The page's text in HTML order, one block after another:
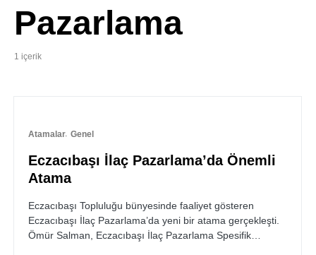
Pazarlama
1 içerik
Atamalar Genel
Eczacıbaşı İlaç Pazarlama’da Önemli
Atama
Eczacıbaşı Topluluğu bünyesinde faaliyet gösteren
Eczacıbaşı İlaç Pazarlama’da yeni bir atama gerçekleşti.
Ömür Salman, Eczacıbaşı İlaç Pazarlama Spesifik…